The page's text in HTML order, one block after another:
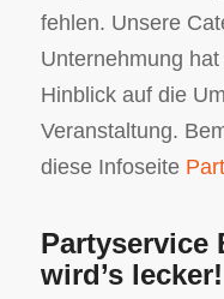
fehlen. Unsere
Unternehmung
Hinblick auf die
Veranstaltung.
diese Infoseite
Partyservice
wird’s lecker!